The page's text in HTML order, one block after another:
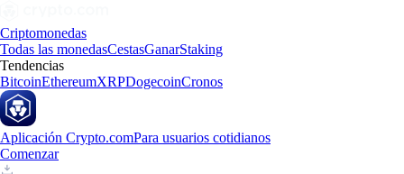
Criptomonedas
Todas las monedasCestasGanarStaking
Tendencias
BitcoinEthereumXRPDogecoinCronos
Aplicación Crypto.comPara usuarios cotidianos
Comenzar